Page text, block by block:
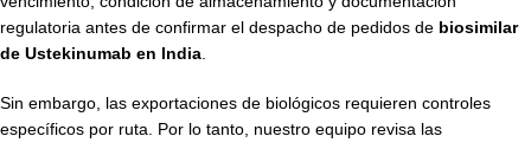
regulatoria antes de confirmar el despacho de pedidos de biosimilar
de Ustekinumab en India
Sin embargo, las exportaciones de biológicos requieren controles
específicos por ruta. Por lo tanto, nuestro equipo revisa las